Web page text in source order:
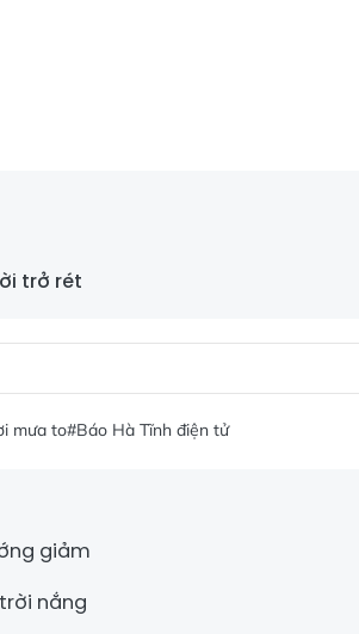
trở rét
mưa to#Báo Hà Tĩnh điện tử
giảm
nắng